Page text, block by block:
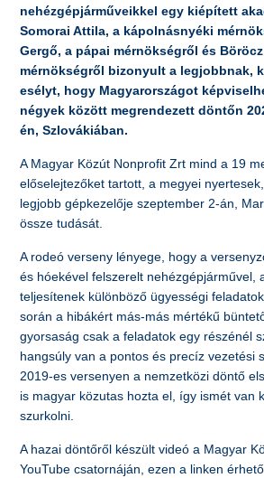
nehézgépjárműveikkel egy kiépített
Somorai Attila, a kápolnásnyéki
Gergő, a pápai mérnökségről és
mérnökségről bizonyult a legjobbnak,
esélyt, hogy Magyarországot
négyek között megrendezett döntőn
én, Szlovákiában.
A Magyar Közút Nonprofit Zrt mind a 19
előselejtezőket tartott, a megyei
legjobb gépkezelője szeptember 2-án,
össze tudását.
A rodeó verseny lényege, hogy a
és hóekével felszerelt nehézgépjárművel,
teljesítenek különböző ügyességi
során a hibákért más-más mértékű
gyorsaság csak a feladatok egy részénél
hangsúly van a pontos és precíz vezetési
2019-es versenyen a nemzetközi döntő
is magyar közutas hozta el, így ismét van
szurkolni.
A hazai döntőről készült videó a Magyar
YouTube csatornáján, ezen a linken